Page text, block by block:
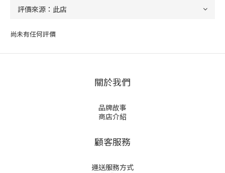
尚未有任何評價
關於我們
品牌故事
商店介紹
顧客服務
運送服務方式